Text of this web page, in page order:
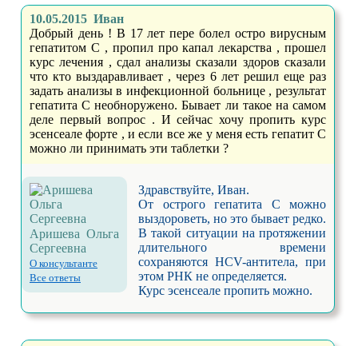
10.05.2015 Иван
Добрый день ! В 17 лет пере болел остро вирусным
гепатитом С , пропил про капал лекарства , прошел
курс лечения , сдал анализы сказали здоров сказали
что кто выздаравливает , через 6 лет решил еще раз
задать анализы в инфекционной больнице , результат
гепатита С необноружено. Бывает ли такое на самом
деле первый вопрос . И сейчас хочу пропить курс
эсенсеале форте , и если все же у меня есть гепатит С
можно ли принимать эти таблетки ?
Аришева Ольга
Сергеевна
О консультанте
Все ответы
Здравствуйте, Иван.
От острого гепатита С можно
выздороветь, но это бывает редко.
В такой ситуации на протяжении
длительного времени
сохраняются HCV-антитела, при
этом РНК не определяется.
Курс эсенсеале пропить можно.